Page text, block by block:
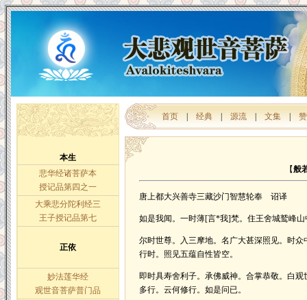
本生
悲华经诸菩萨本
授记品第四之一
大乘悲分陀利经三
王子授记品第七
正依
妙法莲华经
观世音菩萨普门品
首页| 经典| 源流| 文集|
【般
唐上都大兴善寺三藏沙门智慧轮奉 诏译
如是我闻。一时薄[言*我]梵。住王舍城鹫峰
尔时世尊。入三摩地。名广大甚深照见。时
行时。照见五蕴自性皆空。
即时具寿舍利子。承佛威神。合掌恭敬。白
多行。云何修行。如是问已。